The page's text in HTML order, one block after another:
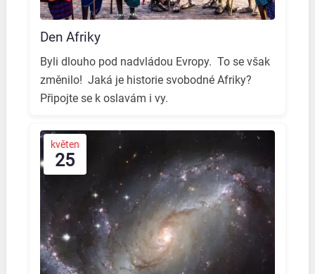
Den Afriky
Byli dlouho pod nadvládou Evropy. ️ To se však
změnilo! ️ Jaká je historie svobodné Afriky? ️
Připojte se k oslavám i vy. ️
květen
25